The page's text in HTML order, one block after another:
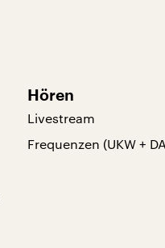
Hören
Livestream
Frequenzen (UKW +